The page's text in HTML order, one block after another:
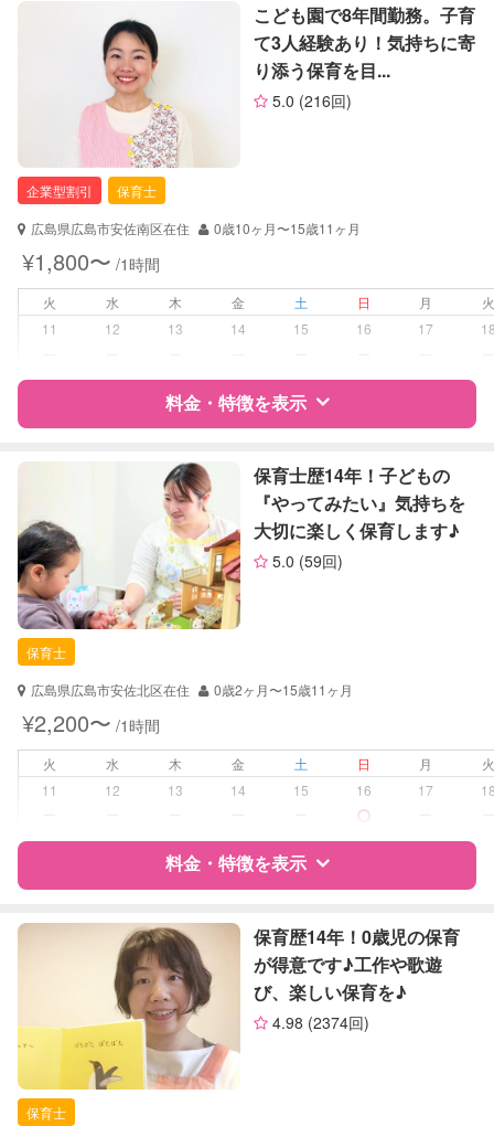
定期予約 お引き受けしていません
（定期特典）
サポートの特徴
対応可能/特徴
病児対応
障がい児対応 対応可否は個別に相談
可能
お子様の撮影
対応不可
こども園で8年間勤務。子育
て3人経験あり！気持ちに寄
り添う保育を目...
5.0 (216回)
企業型割引
保育士
広島県広島市安佐南区在住
0歳10ヶ月〜15歳11ヶ月
¥1,800〜 /1時間
火 水 木 金 土 日 月
11
12 13 14 15 16 17
料金・特徴を表示
特徴 レビュー
サポートの特徴
資格
企業型割引対象(旧内閣府補助対象)
自治体届出済ベビーシッター
保育士
子育て経験
病児、病後児、ともに不可
対応可否は個別に相談
可能
お子様の撮影
（定期特典）
対応可能
保育士歴14年！子どもの
『やってみたい』気持ちを
大切に楽しく保育します♪
5.0 (59回)
保育士
広島県広島市安佐北区在住
0歳2ヶ月〜15歳11ヶ月
¥2,200〜 /1時間
火 水 木 金 土 日 月
11
12 13 14 15 16 17
料金・特徴を表示
特徴 料金 レビュー
サポートの特徴
資格
自治体届出済ベビーシッター
保育士
対応可能/特徴
保育歴14年！0歳児の保育
が得意です♪工作や歌遊
び、楽しい保育を♪
4.98 (2374回)
保育士